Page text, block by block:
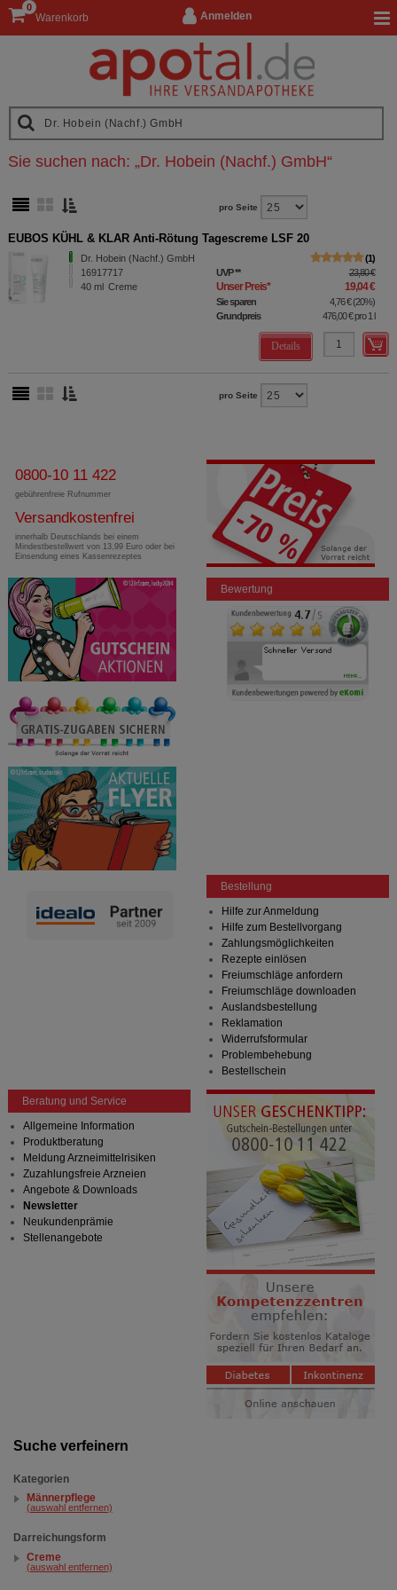
Anmelden
Warenkorb
0
Suche verfeinern
Kategorien
Männerpflege
(auswahl entfernen)
Darreichungsform
Creme
(auswahl entfernen)
Sie suchen nach: „Dr. Hobein (Nachf.) GmbH“
pro Seite
EUBOS KÜHL & KLAR Anti-Rötung Tagescreme LSF 20
Dr. Hobein (Nachf.) GmbH
16917717
40 ml Creme
1
UVP** 23,80 €
Unser Preis* 19,04 €
Sie sparen 4,76 €(20%)
Grundpreis
476,00 €pro 1 l
Details
pro Seite
0800-10 11 422
gebührenfreie Rufnummer
Versandkostenfrei
innerhalb Deutschlands bei einem
Mindestbestellwert von 13,99 Euro oder bei
Einsendung eines Kassenrezeptes
Bewertung
Bestellung
Hilfe zur Anmeldung
Hilfe zum Bestellvorgang
Zahlungsmöglichkeiten
Rezepte einlösen
Freiumschläge anfordern
Freiumschläge downloaden
Auslandsbestellung
Reklamation
Widerrufsformular
Problembehebung
Bestellschein
Beratung und Service
Allgemeine Information
Produktberatung
Meldung Arzneimittelrisiken
Zuzahlungsfreie Arzneien
Angebote & Downloads
Newsletter
Neukundenprämie
Stellenangebote